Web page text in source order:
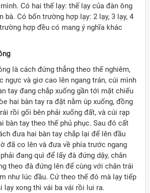
Có hai thế lạy: thế lạy của đàn ông
bà. Có bốn trường hợp lạy: 2 lạy, 3 lạy, 4
hợp đều có mang ý nghĩa khác
là cách đứng thẳng theo thế nghiêm,
ngực và giơ cao lên ngang trán, cúi mình
tay đang chắp xuống gần tới mặt chiếu
hai bàn tay ra đặt nằm úp xuống, đồng
rồi gối bên phải xuống đất, và cúi rạp
bàn tay theo thế phủ phục. Sau đó cất
đưa hai bàn tay chắp lại để lên đầu
đã co lên và đưa về phía trước ngang
đang quì để lấy đà đứng dậy, chân
theo đà đứng lên để cùng với chân trái
như lúc đầu. Cứ theo thế đó mà lạy tiếp
lạy xong thì vái ba vái rồi lui ra.